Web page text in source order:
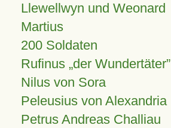
Llewellwyn und Weonard
Martius
200 Soldaten
Rufinus „der
Nilus von Sora
Peleusius von Alexandria
Petrus Andreas Challiau